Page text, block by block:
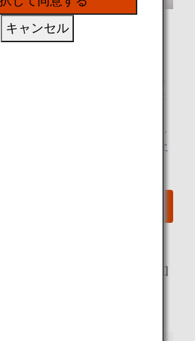
ミー空港サービス
ートに至るまでのあらゆるお手続き
適なものとなるよう心がけておりま
をご利用のお客様は、チェックイン
りは不要です。詳細については、
オ
ミーのお客様向けの追加
キャンセル